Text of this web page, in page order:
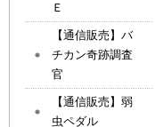
Ｅ
【通信販売】バ
チカン奇跡調査
官
【通信販売】弱
虫ペダル